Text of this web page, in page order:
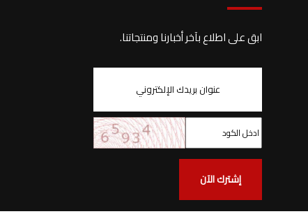
ابق على اطلاع بآخر أخبارنا ومنتجاتنا.